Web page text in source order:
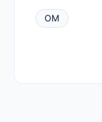
OM